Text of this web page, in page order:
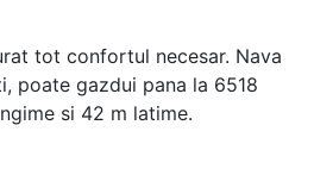
tot confortul necesar. Nava
poate gazdui pana la 6518
si 42 m latime.